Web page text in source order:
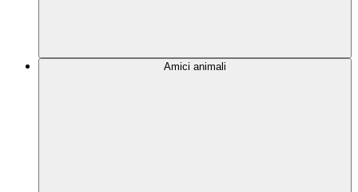
Amici animali